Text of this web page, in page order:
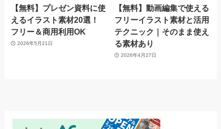
【無料】プレゼン資料に使
えるイラスト素材20選！
フリー＆商用利用OK
2026年5月21日
【無料】動画編集で使える
フリーイラスト素材と活用
テクニック｜そのまま使え
る素材あり
2026年4月27日